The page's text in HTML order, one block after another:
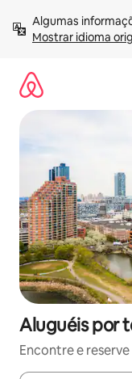
para
Mostrar idioma
Aluguéis por
Encontre e